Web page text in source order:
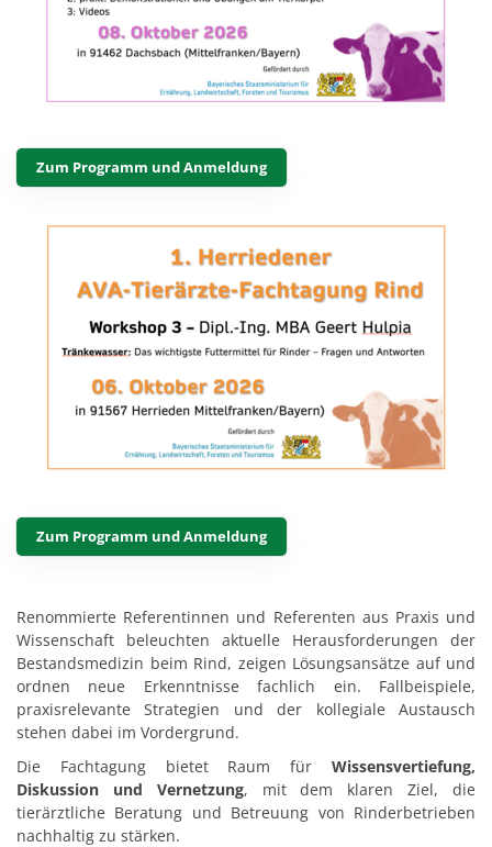
Zum Programm und Anmeldung
Zum Programm und Anmeldung
Renommierte Referentinnen und Referenten aus Praxis und
Wissenschaft beleuchten aktuelle Herausforderungen der
Bestandsmedizin beim Rind, zeigen Lösungsansätze auf und
ordnen neue Erkenntnisse fachlich ein. Fallbeispiele,
praxisrelevante Strategien und der kollegiale Austausch
stehen dabei im Vordergrund.
Die Fachtagung bietet Raum für Wissensvertiefung,
Diskussion und Vernetzung, mit dem klaren Ziel, die
tierärztliche Beratung und Betreuung von Rinderbetrieben
nachhaltig zu stärken.